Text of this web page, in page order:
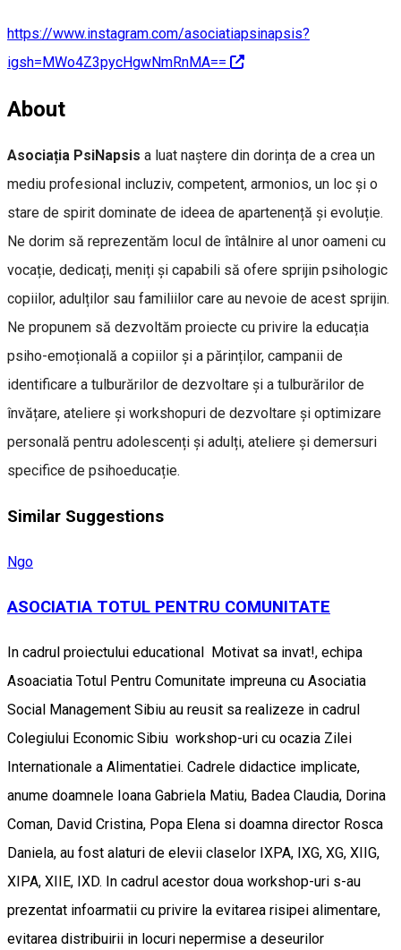
https://www.instagram.com/asociatiapsinapsis?
igsh=MWo4Z3pycHgwNmRnMA==
About
Asociația PsiNapsis a luat naștere din dorința de a crea un
mediu profesional incluziv, competent, armonios, un loc și o
stare de spirit dominate de ideea de apartenență și evoluție.
Ne dorim să reprezentăm locul de întâlnire al unor oameni cu
vocație, dedicați, meniți și capabili să ofere sprijin psihologic
copiilor, adulților sau familiilor care au nevoie de acest sprijin.
Ne propunem să dezvoltăm proiecte cu privire la educația
psiho-emoțională a copiilor și a părinților, campanii de
identificare a tulburărilor de dezvoltare și a tulburărilor de
învățare, ateliere și workshopuri de dezvoltare și optimizare
personală pentru adolescenți și adulți, ateliere și demersuri
specifice de psihoeducație.
Similar Suggestions
Ngo
ASOCIATIA TOTUL PENTRU COMUNITATE
In cadrul proiectului educational Motivat sa invat!, echipa
Asoaciatia Totul Pentru Comunitate impreuna cu Asociatia
Social Management Sibiu au reusit sa realizeze in cadrul
Colegiului Economic Sibiu workshop-uri cu ocazia Zilei
Internationale a Alimentatiei. Cadrele didactice implicate,
anume doamnele Ioana Gabriela Matiu, Badea Claudia, Dorina
Coman, David Cristina, Popa Elena si doamna director Rosca
Daniela, au fost alaturi de elevii claselor IXPA, IXG, XG, XIIG,
XIPA, XIIE, IXD. In cadrul acestor doua workshop-uri s-au
prezentat infoarmatii cu privire la evitarea risipei alimentare,
evitarea distribuirii in locuri nepermise a deseurilor